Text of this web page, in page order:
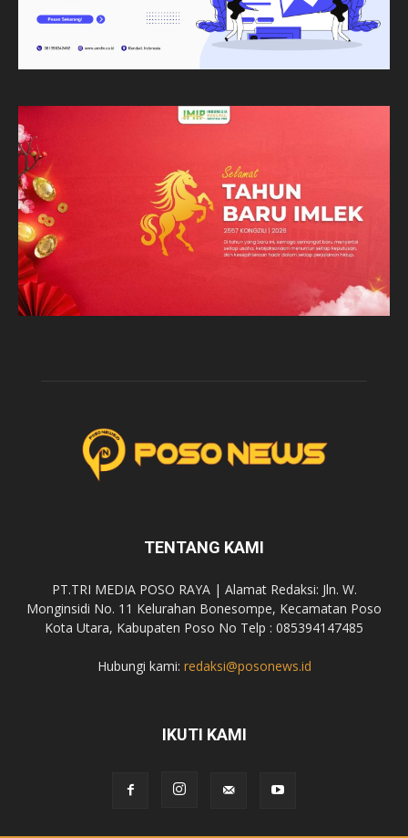
TENTANG KAMI
PT.TRI MEDIA POSO RAYA | Alamat Redaksi: Jln. W.
Monginsidi No. 11 Kelurahan Bonesompe, Kecamatan Poso
Kota Utara, Kabupaten Poso No Telp : 085394147485
Hubungi kami: redaksi@posonews.id
IKUTI KAMI